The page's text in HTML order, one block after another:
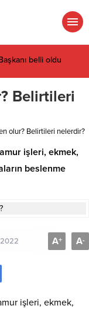
belli oldu
Belirtileri
olur? Belirtileri nelerdir?
işleri, ekmek,
beslenme
A+ A-
işleri, ekmek,